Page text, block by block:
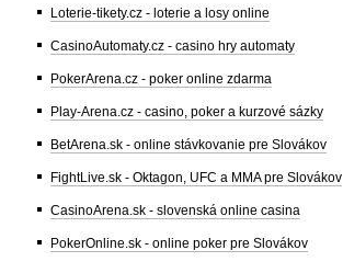
Loterie-tikety.cz - loterie a losy online
CasinoAutomaty.cz - casino hry automaty
PokerArena.cz - poker online zdarma
Play-Arena.cz - casino, poker a kurzové sázky
BetArena.sk - online stávkovanie pre Slovákov
FightLive.sk - Oktagon, UFC a MMA pre Slovákov
CasinoArena.sk - slovenská online casina
PokerOnline.sk - online poker pre Slovákov